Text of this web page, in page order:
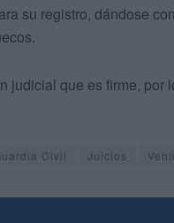
su registro, dándose
judicial que es firme, por
Civil Juicios